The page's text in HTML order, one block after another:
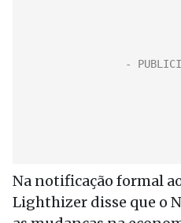
Na notificação formal
Lighthizer disse que o